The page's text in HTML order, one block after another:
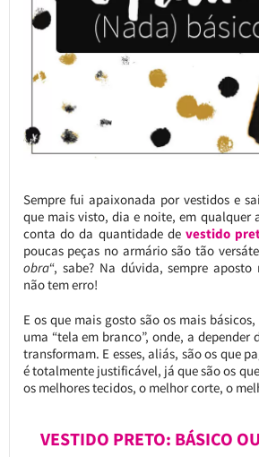
Sempre fui apaixonada por vestidos e
que mais visto, dia e noite, em qualquer
conta do da quantidade devestido
poucas peças no armário são tão
obra“, sabe? Na dúvida, sempre aposto
não tem erro!
E os que mais gosto são os mais
uma “tela em branco”, onde, a depender
transformam. E esses, aliás, são os que
é totalmente justificável, já que são os
os melhores tecidos, o melhor corte, o
VESTIDO PRETO: BÁSICO